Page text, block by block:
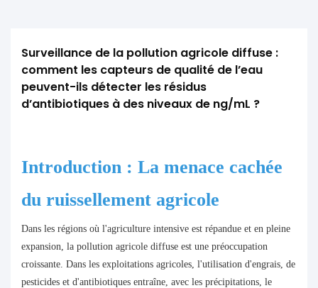
Surveillance de la pollution agricole diffuse :
comment les capteurs de qualité de l’eau
peuvent-ils détecter les résidus
d’antibiotiques à des niveaux de ng/mL ?
Introduction : La menace cachée
du ruissellement agricole
Dans les régions où l'agriculture intensive est répandue et en pleine
expansion, la pollution agricole diffuse est une préoccupation
croissante. Dans les exploitations agricoles, l'utilisation d'engrais, de
pesticides et d'antibiotiques entraîne, avec les précipitations, le